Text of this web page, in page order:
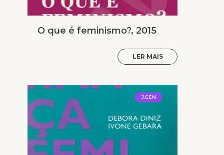
O que é feminismo?, 2015
LER MAIS
J.GEN